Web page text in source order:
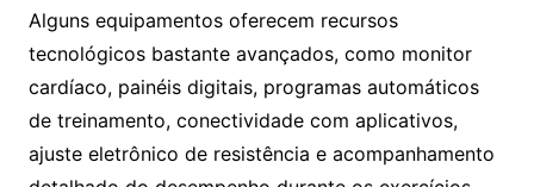
Alguns equipamentos oferecem recursos
tecnológicos bastante avançados, como monitor
cardíaco, painéis digitais, programas automáticos
de treinamento, conectividade com aplicativos,
ajuste eletrônico de resistência e acompanhamento